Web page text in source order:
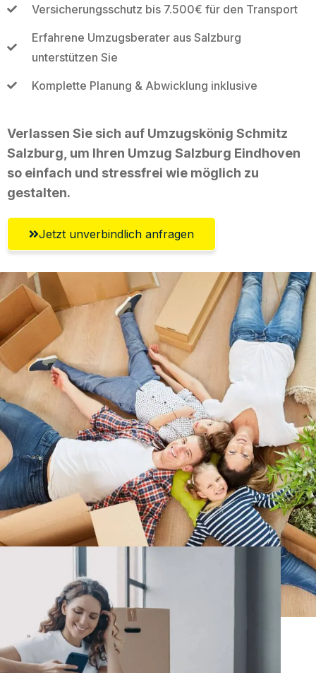
Versicherungsschutz bis 7.500€ für den Transport
Erfahrene Umzugsberater aus Salzburg
unterstützen Sie
Komplette Planung & Abwicklung inklusive
Verlassen Sie sich auf Umzugskönig Schmitz
Salzburg, um Ihren Umzug Salzburg Eindhoven
so einfach und stressfrei wie möglich zu
gestalten.
Jetzt unverbindlich anfragen